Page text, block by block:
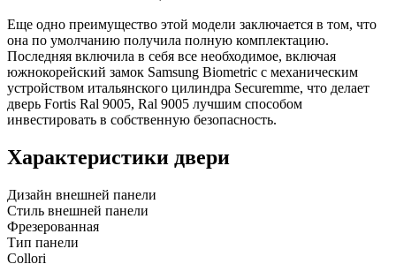
Еще одно преимущество этой модели заключается в том, что
она по умолчанию получила полную комплектацию.
Последняя включила в себя все необходимое, включая
южнокорейский замок Samsung Biometric с механическим
устройством итальянского цилиндра Securemme, что делает
дверь Fortis Ral 9005, Ral 9005 лучшим способом
инвестировать в собственную безопасность.
Характеристики двери
Дизайн внешней панели
Стиль внешней панели
Фрезерованная
Тип панели
Collori